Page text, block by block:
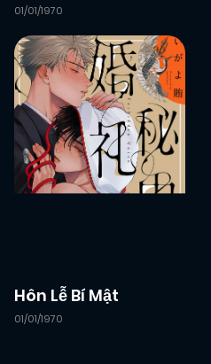
01/01/1970
Hôn Lễ Bí Mật
01/01/1970